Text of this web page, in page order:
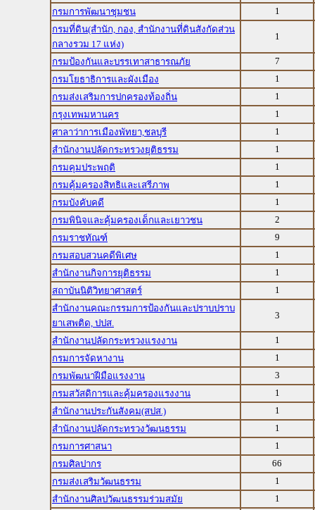
กรมการพัฒนาชุมชน
1
กรมที่ดิน(สำนัก, กอง, สำนักงานที่ดินสังกัดส่วน
กลางรวม 17 แห่ง)
1
กรมป้องกันและบรรเทาสาธารณภัย
7
กรมโยธาธิการและผังเมือง
1
กรมส่งเสริมการปกครองท้องถิ่น
1
กรุงเทพมหานคร
1
ศาลาว่าการเมืองพัทยา,ชลบุรี
1
สำนักงานปลัดกระทรวงยุติธรรม
1
กรมคุมประพฤติ
1
กรมคุ้มครองสิทธิและเสรีภาพ
1
กรมบังคับคดี
1
กรมพินิจและคุ้มครองเด็กและเยาวชน
2
กรมราชทัณฑ์
9
กรมสอบสวนคดีพิเศษ
1
สำนักงานกิจการยุติธรรม
1
สถาบันนิติวิทยาศาสตร์
1
สำนักงานคณะกรรมการป้องกันและปราบปราบ
ยาเสพติด, ปปส.
3
สำนักงานปลัดกระทรวงแรงงาน
1
กรมการจัดหางาน
1
กรมพัฒนาฝีมือแรงงาน
3
กรมสวัสดิการและคุ้มครองแรงงาน
1
สำนักงานประกันสังคม(สปส.)
1
สำนักงานปลัดกระทรวงวัฒนธรรม
1
กรมการศาสนา
1
กรมศิลปากร
66
กรมส่งเสริมวัฒนธรรม
1
สำนักงานศิลปวัฒนธรรมร่วมสมัย
1